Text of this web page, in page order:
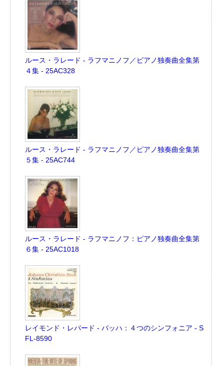
ルース・ラレード - ラフマニノフ／ピアノ独奏曲全集第
４集 - 25AC328
ルース・ラレード - ラフマニノフ／ピアノ独奏曲全集第
５集 - 25AC744
ルース・ラレード - ラフマニノフ：ピアノ独奏曲全集第
６集 - 25AC1018
レイモンド・レパード - バッハ：４つのシンフォニア - S
FL-8590